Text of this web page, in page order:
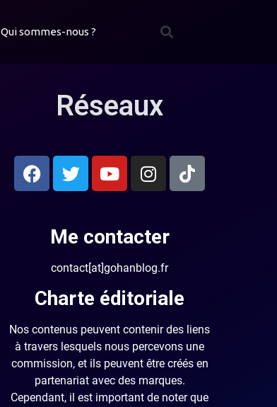
Qui sommes-nous ?
Réseaux
Me contacter
contact[at]gohanblog.fr
Charte éditoriale
Nos contenus peuvent contenir des liens
à travers lesquels nous percevons une
commission, et ils peuvent être créés en
partenariat avec des marques.
Cependant, il est important de noter que